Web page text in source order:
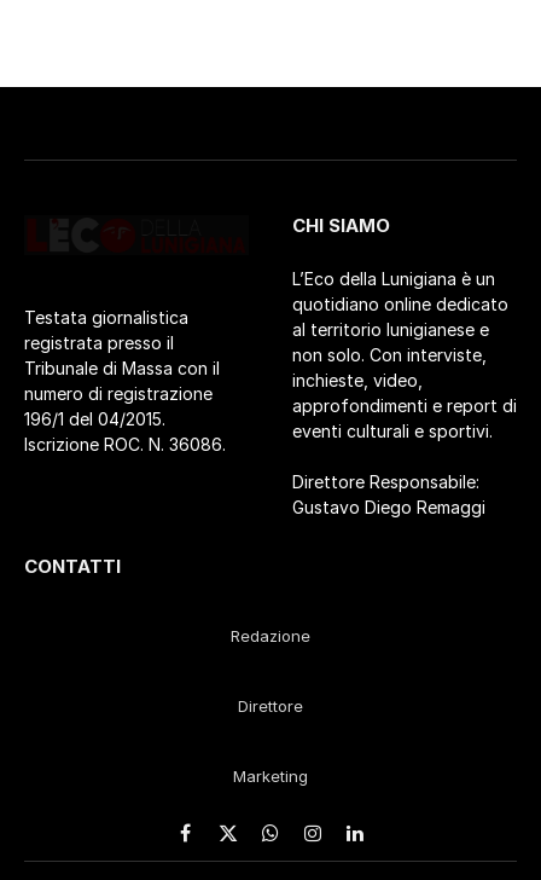
Testata giornalistica
registrata presso il
Tribunale di Massa con il
numero di registrazione
196/1 del 04/2015.
Iscrizione ROC. N. 36086.
CHI SIAMO
L’Eco della Lunigiana è un
quotidiano online dedicato
al territorio lunigianese e
non solo. Con interviste,
inchieste, video,
approfondimenti e report di
eventi culturali e sportivi.
Direttore Responsabile:
Gustavo Diego Remaggi
CONTATTI
Redazione
Direttore
Marketing
Facebook
X
WhatsApp
Instagram
LinkedIn